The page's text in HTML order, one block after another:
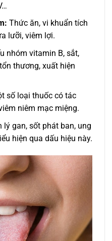
Thức ăn, vi khuẩn tích
lưỡi, viêm lợi.
nhóm vitamin B, sắt,
thương, xuất hiện
số loại thuốc có tác
niêm mạc miệng.
lý gan, sốt phát ban, ung
hiện qua dấu hiệu này.